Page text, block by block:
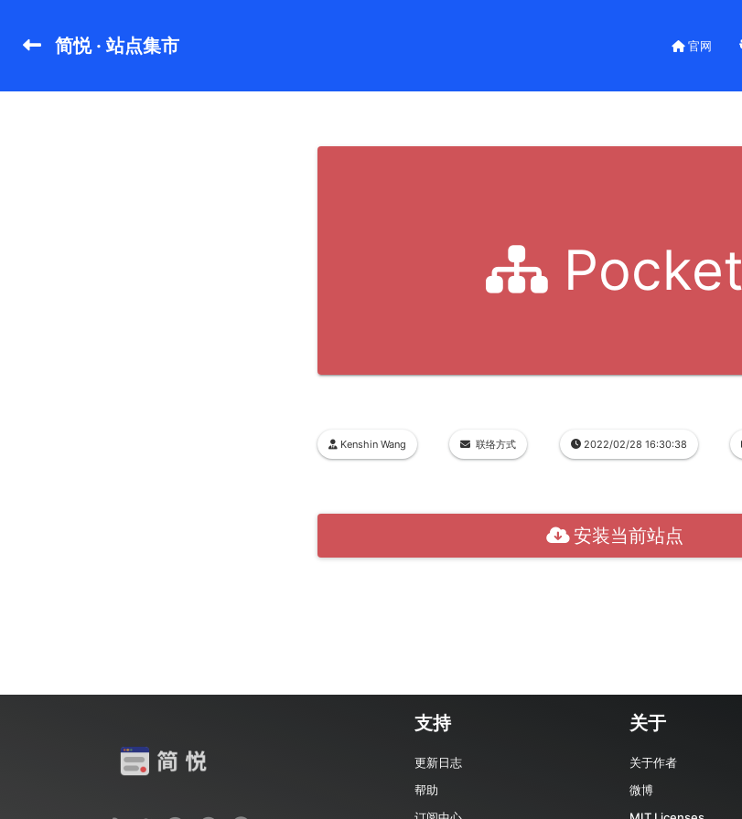
简悦 · 站点集市 官网
Pocket
Kenshin Wang 联络方式 2022/02/28 16:30:38
安装当前站点
支持
更新日志
帮助
关于
关于作者
微博